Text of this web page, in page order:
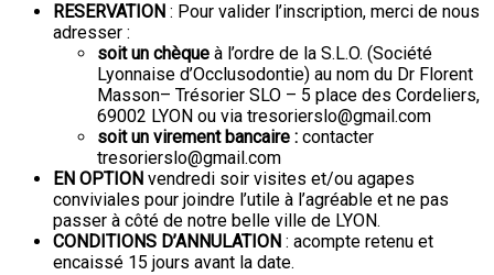
RESERVATION : Pour valider l’inscription, merci de nous
adresser :
soit un chèque à l’ordre de la S.L.O. (Société
Lyonnaise d’Occlusodontie) au nom du Dr Florent
Masson– Trésorier SLO – 5 place des Cordeliers,
69002 LYON ou via tresorierslo@gmail.com
soit un virement bancaire : contacter
tresorierslo@gmail.com
EN OPTION vendredi soir visites et/ou agapes
conviviales pour joindre l’utile à l’agréable et ne pas
passer à côté de notre belle ville de LYON.
CONDITIONS D’ANNULATION : acompte retenu et
encaissé 15 jours avant la date.